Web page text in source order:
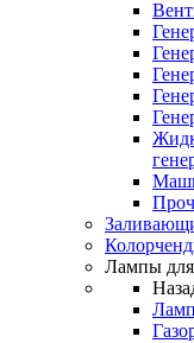
Лампы для